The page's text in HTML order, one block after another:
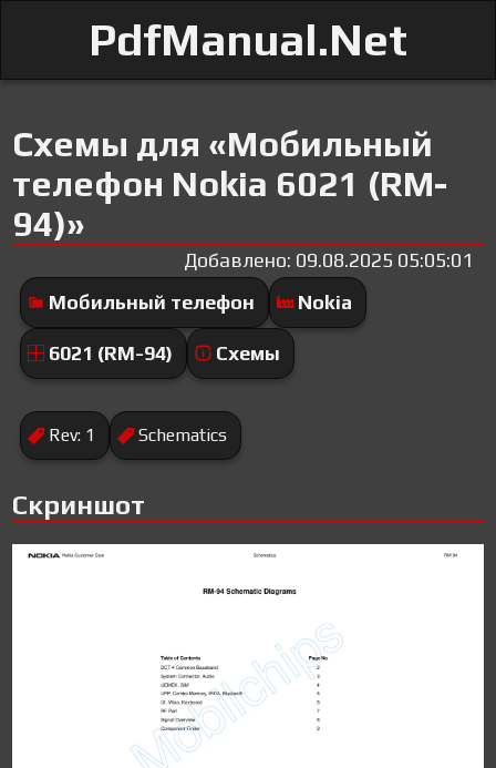
PdfManual.Net
Схемы для «Мобильный
телефон Nokia 6021 (RM-
94)»
Добавлено: 09.08.2025 05:05:01
Мобильный телефон
Nokia
6021 (RM-94) Схемы
Rev: 1 Schematics
Скриншот